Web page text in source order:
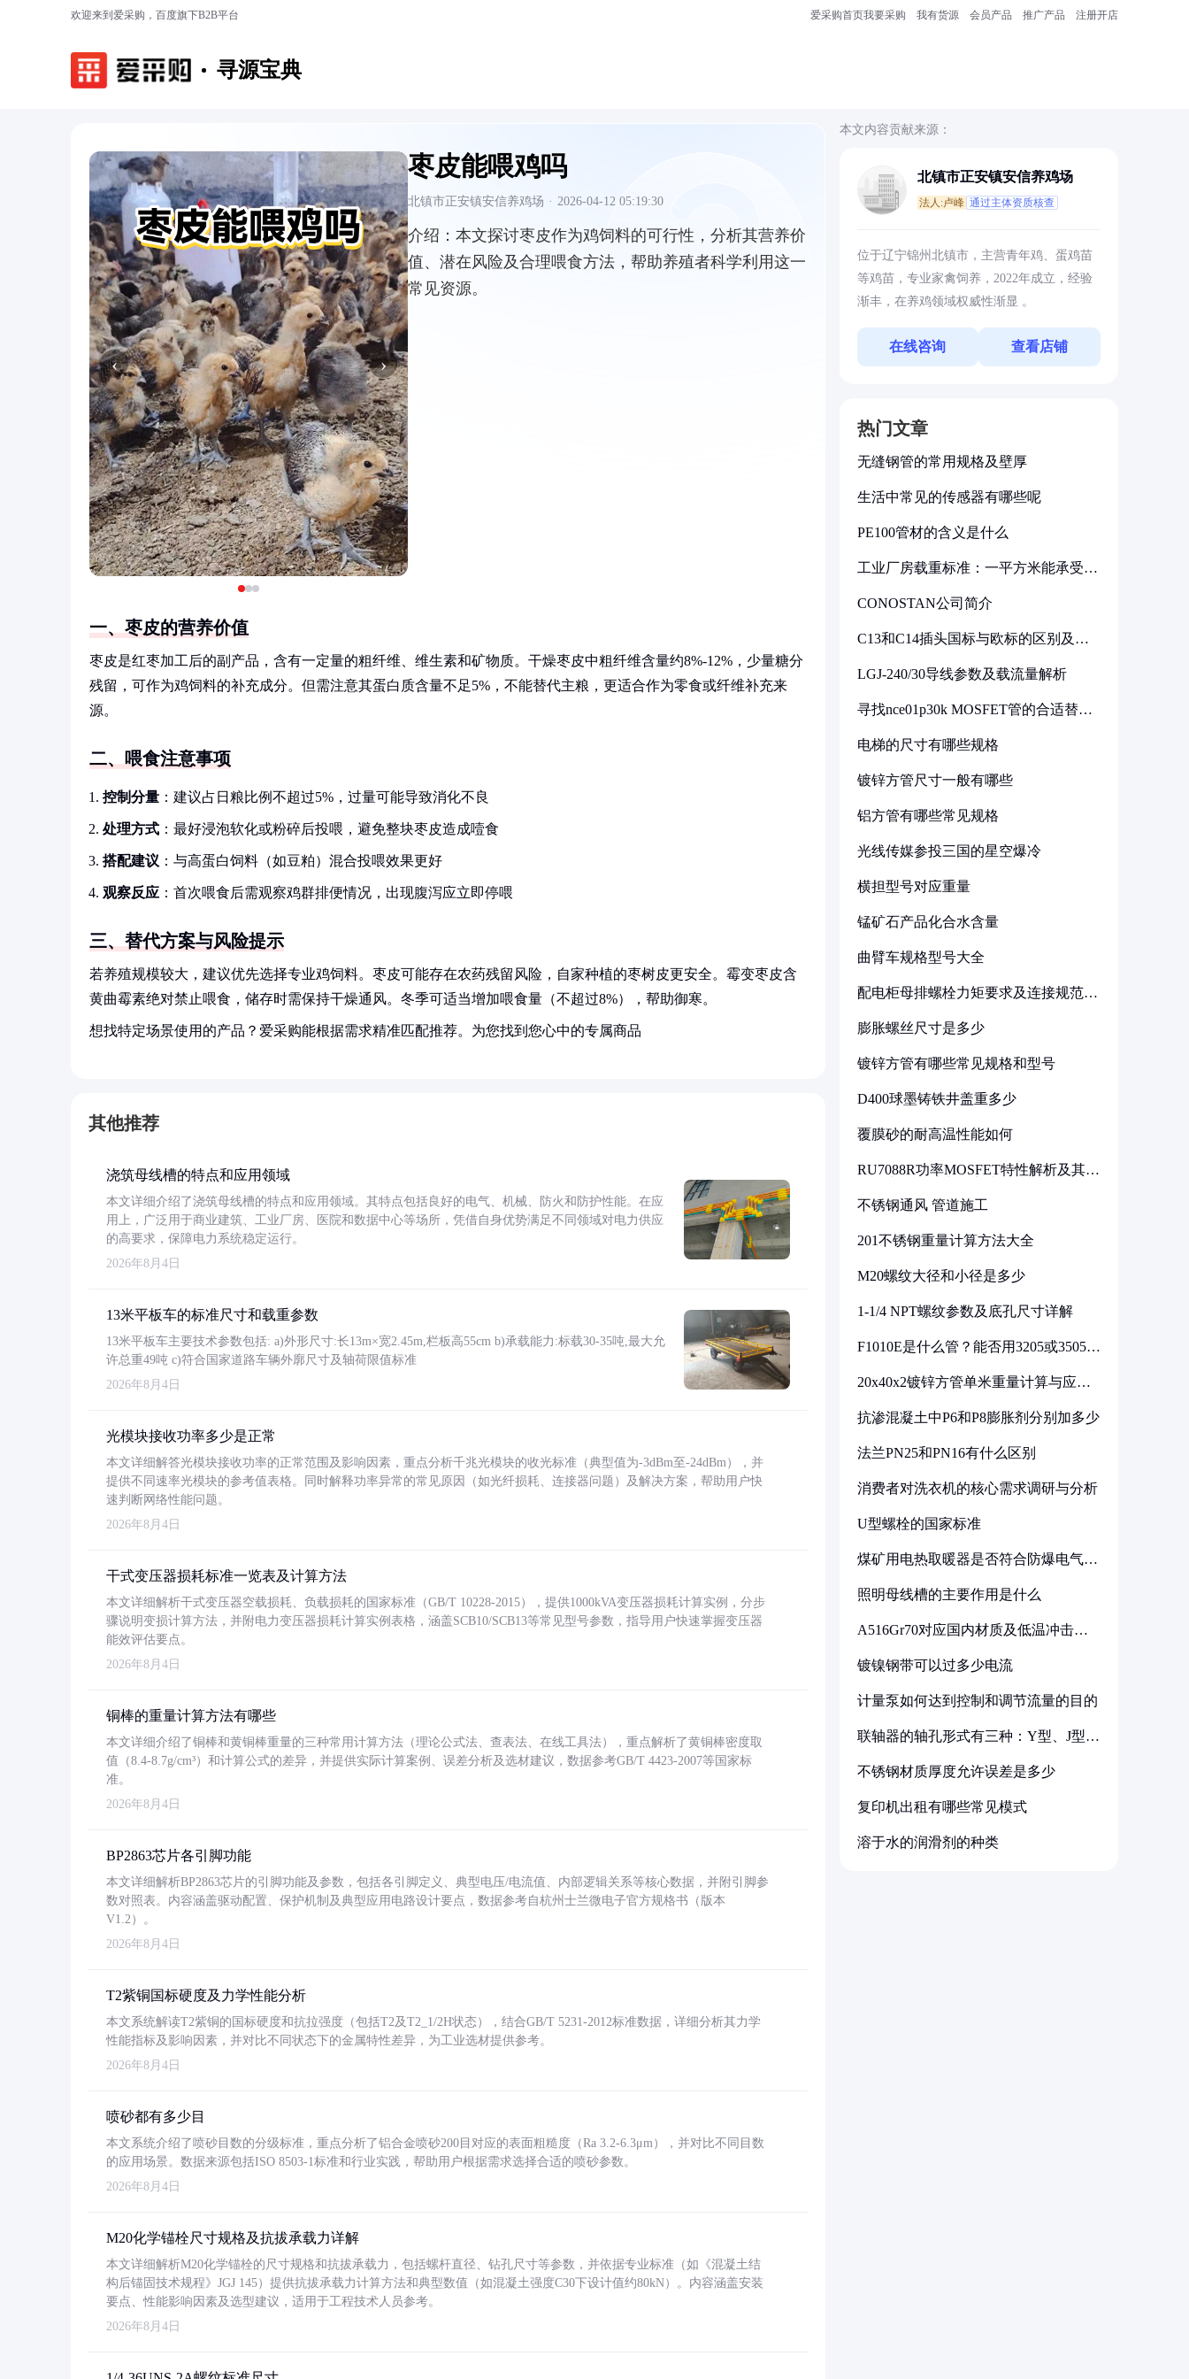
欢迎来到爱采购，百度旗下B2B平台 爱采购首页我要采购 我有货源 会员产品 推广产品 注册开店
寻源宝典
‹ ›
枣皮能喂鸡吗
北镇市正安镇安信养鸡场 · 2026-04-12 05:19:30
介绍： 本文探讨枣皮作为鸡饲料的可行性，分析其营养价
值、潜在风险及合理喂食方法，帮助养殖者科学利用这一
常见资源。
一、枣皮的营养价值
枣皮是红枣加工后的副产品，含有一定量的粗纤维、维生素和矿物质。干燥枣皮中粗纤维含量约8%-12%，少量糖分
残留，可作为鸡饲料的补充成分。但需注意其蛋白质含量不足5%，不能替代主粮，更适合作为零食或纤维补充来
源。
二、喂食注意事项
控制分量 ：建议占日粮比例不超过5%，过量可能导致消化不良
处理方式 ：最好浸泡软化或粉碎后投喂，避免整块枣皮造成噎食
搭配建议 ：与高蛋白饲料（如豆粕）混合投喂效果更好
观察反应 ：首次喂食后需观察鸡群排便情况，出现腹泻应立即停喂
三、替代方案与风险提示
若养殖规模较大，建议优先选择专业鸡饲料。枣皮可能存在农药残留风险，自家种植的枣树皮更安全。霉变枣皮含
黄曲霉素绝对禁止喂食，储存时需保持干燥通风。冬季可适当增加喂食量（不超过8%），帮助御寒。
想找特定场景使用的产品？爱采购能根据需求精准匹配推荐。为您找到您心中的专属商品
其他推荐
浇筑母线槽的特点和应用领域
本文详细介绍了浇筑母线槽的特点和应用领域。其特点包括良好的电气、机械、防火和防护性能。在应
用上，广泛用于商业建筑、工业厂房、医院和数据中心等场所，凭借自身优势满足不同领域对电力供应
的高要求，保障电力系统稳定运行。
2026年8月4日
13米平板车的标准尺寸和载重参数
13米平板车主要技术参数包括: a)外形尺寸:长13m×宽2.45m,栏板高55cm b)承载能力:标载30-35吨,最大允
许总重49吨 c)符合国家道路车辆外廓尺寸及轴荷限值标准
2026年8月4日
光模块接收功率多少是正常
本文详细解答光模块接收功率的正常范围及影响因素，重点分析千兆光模块的收光标准（典型值为-3dBm至-24dBm），并
提供不同速率光模块的参考值表格。同时解释功率异常的常见原因（如光纤损耗、连接器问题）及解决方案，帮助用户快
速判断网络性能问题。
2026年8月4日
干式变压器损耗标准一览表及计算方法
本文详细解析干式变压器空载损耗、负载损耗的国家标准（GB/T 10228-2015），提供1000kVA变压器损耗计算实例，分步
骤说明变损计算方法，并附电力变压器损耗计算实例表格，涵盖SCB10/SCB13等常见型号参数，指导用户快速掌握变压器
能效评估要点。
2026年8月4日
铜棒的重量计算方法有哪些
本文详细介绍了铜棒和黄铜棒重量的三种常用计算方法（理论公式法、查表法、在线工具法），重点解析了黄铜棒密度取
值（8.4-8.7g/cm³）和计算公式的差异，并提供实际计算案例、误差分析及选材建议，数据参考GB/T 4423-2007等国家标
准。
2026年8月4日
BP2863芯片各引脚功能
本文详细解析BP2863芯片的引脚功能及参数，包括各引脚定义、典型电压/电流值、内部逻辑关系等核心数据，并附引脚参
数对照表。内容涵盖驱动配置、保护机制及典型应用电路设计要点，数据参考自杭州士兰微电子官方规格书（版本
V1.2）。
2026年8月4日
T2紫铜国标硬度及力学性能分析
本文系统解读T2紫铜的国标硬度和抗拉强度（包括T2及T2_1/2H状态），结合GB/T 5231-2012标准数据，详细分析其力学
性能指标及影响因素，并对比不同状态下的金属特性差异，为工业选材提供参考。
2026年8月4日
喷砂都有多少目
本文系统介绍了喷砂目数的分级标准，重点分析了铝合金喷砂200目对应的表面粗糙度（Ra 3.2-6.3μm），并对比不同目数
的应用场景。数据来源包括ISO 8503-1标准和行业实践，帮助用户根据需求选择合适的喷砂参数。
2026年8月4日
M20化学锚栓尺寸规格及抗拔承载力详解
本文详细解析M20化学锚栓的尺寸规格和抗拔承载力，包括螺杆直径、钻孔尺寸等参数，并依据专业标准（如《混凝土结
构后锚固技术规程》JGJ 145）提供抗拔承载力计算方法和典型数值（如混凝土强度C30下设计值约80kN）。内容涵盖安装
要点、性能影响因素及选型建议，适用于工程技术人员参考。
2026年8月4日
本文内容贡献来源：
北镇市正安镇安信养鸡场
法人:卢峰 通过主体资质核查
位于辽宁锦州北镇市，主营青年鸡、蛋鸡苗
等鸡苗，专业家禽饲养，2022年成立，经验
渐丰，在养鸡领域权威性渐显 。
在线咨询 查看店铺
热门文章
无缝钢管的常用规格及壁厚
生活中常见的传感器有哪些呢
PE100管材的含义是什么
工业厂房载重标准：一平方米能承受多
CONOSTAN公司简介
C13和C14插头国标与欧标的区别及其
LGJ-240/30导线参数及载流量解析
寻找nce01p30k MOSFET管的合适替代
电梯的尺寸有哪些规格
镀锌方管尺寸一般有哪些
铝方管有哪些常见规格
光线传媒参投三国的星空爆冷
横担型号对应重量
锰矿石产品化合水含量
曲臂车规格型号大全
配电柜母排螺栓力矩要求及连接规范详
膨胀螺丝尺寸是多少
镀锌方管有哪些常见规格和型号
D400球墨铸铁井盖重多少
覆膜砂的耐高温性能如何
RU7088R功率MOSFET特性解析及其在
不锈钢通风 管道施工
201不锈钢重量计算方法大全
M20螺纹大径和小径是多少
1-1/4 NPT螺纹参数及底孔尺寸详解
F1010E是什么管？能否用3205或3505代
20x40x2镀锌方管单米重量计算与应用
抗渗混凝土中P6和P8膨胀剂分别加多少
法兰PN25和PN16有什么区别
消费者对洗衣机的核心需求调研与分析
U型螺栓的国家标准
煤矿用电热取暖器是否符合防爆电气设
照明母线槽的主要作用是什么
A516Gr70对应国内材质及低温冲击要
镀镍钢带可以过多少电流
计量泵如何达到控制和调节流量的目的
联轴器的轴孔形式有三种：Y型、J型、
不锈钢材质厚度允许误差是多少
复印机出租有哪些常见模式
溶于水的润滑剂的种类